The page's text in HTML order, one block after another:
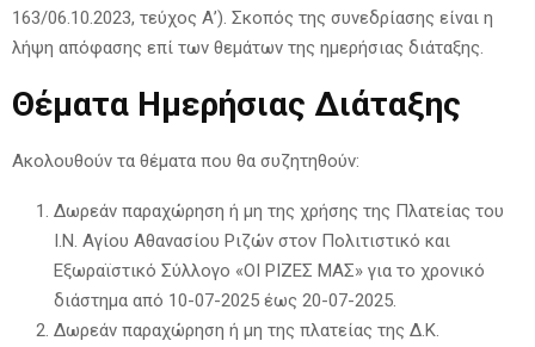
163/06.10.2023, τεύχος Α’). Σκοπός της συνεδρίασης είναι η
λήψη απόφασης επί των θεμάτων της ημερήσιας διάταξης.
Θέματα Ημερήσιας Διάταξης
Ακολουθούν τα θέματα που θα συζητηθούν:
Δωρεάν παραχώρηση ή μη της χρήσης της Πλατείας του
Ι.Ν. Αγίου Αθανασίου Ριζών στον Πολιτιστικό και
Εξωραϊστικό Σύλλογο «ΟΙ ΡΙΖΕΣ ΜΑΣ» για το χρονικό
διάστημα από 10-07-2025 έως 20-07-2025.
Δωρεάν παραχώρηση ή μη της πλατείας της Δ.Κ.